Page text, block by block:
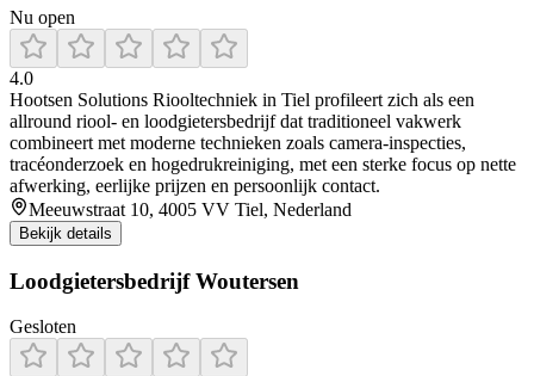
Nu open
4.0
Hootsen Solutions Riooltechniek in Tiel profileert zich als een
allround riool‑ en loodgietersbedrijf dat traditioneel vakwerk
combineert met moderne technieken zoals camera-inspecties,
tracéonderzoek en hogedrukreiniging, met een sterke focus op nette
afwerking, eerlijke prijzen en persoonlijk contact.
Meeuwstraat 10, 4005 VV Tiel, Nederland
Bekijk details
Loodgietersbedrijf Woutersen
Gesloten